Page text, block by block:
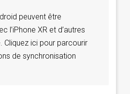
peuvent être
l’iPhone XR et d’autres
Cliquez ici pour parcourir
de synchronisation